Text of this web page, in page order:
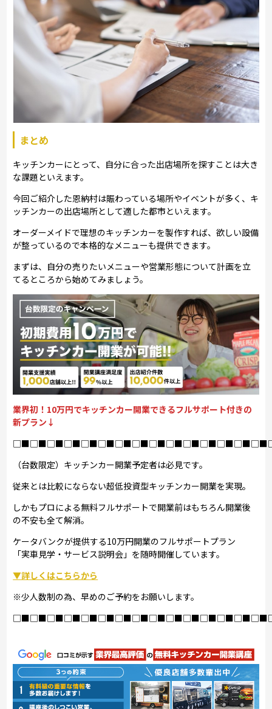
まとめ
キッチンカーにとって、自分に合った出店場所を探すことは大き
な課題といえます。
今回ご紹介した恩納村は賑わっている場所やイベントが多く、キ
ッチンカーの出店場所として適した都市といえます。
オーダーメイドで理想のキッチンカーを製作すれば、欲しい設備
が整っているので本格的なメニューも提供できます。
まずは、自分の売りたいメニューや営業形態について計画を立
てるところから始めてみましょう。
業界初！10万円でキッチンカー開業できるフルサポート付きの
新プラン↓
（台数限定）キッチンカー開業予定者は必見です。
従来とは比較にならない超低投資型キッチンカー開業を実現。
しかもプロによる無料フルサポートで開業前はもちろん開業後
の不安も全て解消。
ケータバンクが提供する10万円開業のフルサポートプラン
「実車見学・サービス説明会」を随時開催しています。
▼詳しくはこちらから
※少人数制の為、早めのご予約をお願いします。